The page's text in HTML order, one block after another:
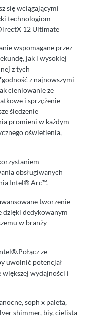
się wciągającymi
technologiom
12 Ultimate
wspomagane przez
jak i wysokiej
z tych
z najnowszymi
cieniowanie ze
i sprzężenie
śledzenie
promieni w każdym
oświetlenia,
obsługiwanych
Intel® Arc™.
tworzenie
dzięki dedykowanym
w branży
ze
uwolnić potencjał
większej wydajności i
soph x paleta,
shimmer, biy, cielista